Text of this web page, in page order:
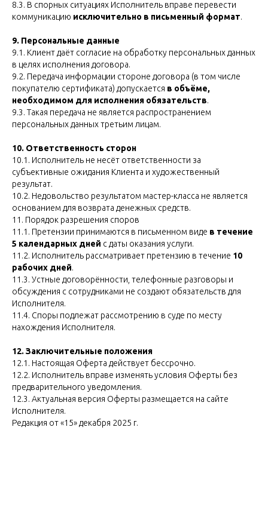
8.3. В спорных ситуациях Исполнитель вправе перевести
коммуникацию исключительно в письменный формат.
9. Персональные данные
9.1. Клиент даёт согласие на обработку персональных данных
в целях исполнения договора.
9.2. Передача информации стороне договора (в том числе
покупателю сертификата) допускается в объёме,
необходимом для исполнения обязательств.
9.3. Такая передача не является распространением
персональных данных третьим лицам.
10. Ответственность сторон
10.1. Исполнитель не несёт ответственности за
субъективные ожидания Клиента и художественный
результат.
10.2. Недовольство результатом мастер-класса не является
основанием для возврата денежных средств.
11. Порядок разрешения споров
11.1. Претензии принимаются в письменном виде в течение
5 календарных дней с даты оказания услуги.
11.2. Исполнитель рассматривает претензию в течение 10
рабочих дней.
11.3. Устные договорённости, телефонные разговоры и
обсуждения с сотрудниками не создают обязательств для
Исполнителя.
11.4. Споры подлежат рассмотрению в суде по месту
нахождения Исполнителя.
12. Заключительные положения
12.1. Настоящая Оферта действует бессрочно.
12.2. Исполнитель вправе изменять условия Оферты без
предварительного уведомления.
12.3. Актуальная версия Оферты размещается на сайте
Исполнителя.
Редакция от «15» декабря 2025 г.